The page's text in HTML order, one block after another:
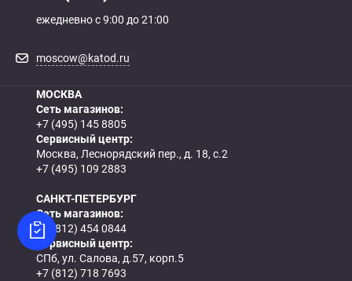
ежедневно с 9:00 до 21:00
moscow@katod.ru
МОСКВА
Сеть магазинов:
+7 (495) 145 8805
Сервисный центр:
Москва, Леснорядский пер., д. 18, с.2
+7 (495) 109 2883
САНКТ-ПЕТЕРБУРГ
Сеть магазинов:
+7 (812) 454 0844
Сервисный центр:
СПб, ул. Салова, д.57, корп.5
+7 (812) 718 7693